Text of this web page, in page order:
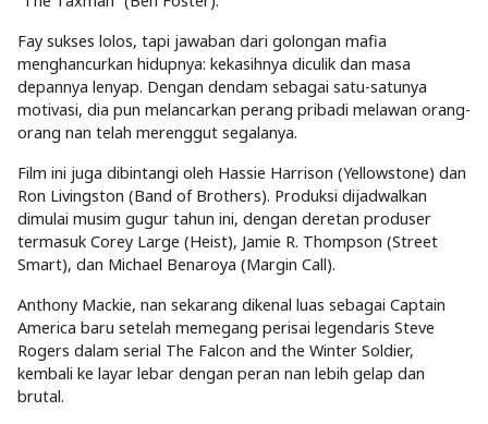
Fay sukses lolos, tapi jawaban dari golongan mafia
menghancurkan hidupnya: kekasihnya diculik dan masa
depannya lenyap. Dengan dendam sebagai satu-satunya
motivasi, dia pun melancarkan perang pribadi melawan orang-
orang nan telah merenggut segalanya.
Film ini juga dibintangi oleh Hassie Harrison (Yellowstone) dan
Ron Livingston (Band of Brothers). Produksi dijadwalkan
dimulai musim gugur tahun ini, dengan deretan produser
termasuk Corey Large (Heist), Jamie R. Thompson (Street
Smart), dan Michael Benaroya (Margin Call).
Anthony Mackie, nan sekarang dikenal luas sebagai Captain
America baru setelah memegang perisai legendaris Steve
Rogers dalam serial The Falcon and the Winter Soldier,
kembali ke layar lebar dengan peran nan lebih gelap dan
brutal.